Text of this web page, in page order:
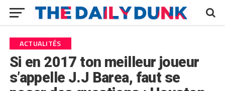
ACTUALITÉS
Si en 2017 ton meilleur joueur
s’appelle J.J Barea, faut se